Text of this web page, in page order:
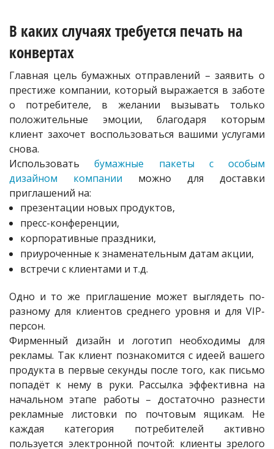
В каких случаях требуется печать на
конвертах
Главная цель бумажных отправлений – заявить о
престиже компании, который выражается в заботе
о потребителе, в желании вызывать только
положительные эмоции, благодаря которым
клиент захочет воспользоваться вашими услугами
снова.
Использоватьбумажные пакеты с особым
дизайном компании можно для доставки
приглашений на:
презентации новых продуктов,
пресс-конференции,
корпоративные праздники,
приуроченные к знаменательным датам акции,
встречи с клиентами и т.д.
Одно и то же приглашение может выглядеть по-
разному для клиентов среднего уровня и для VIP-
персон.
Фирменный дизайн и логотип необходимы для
рекламы. Так клиент познакомится с идеей вашего
продукта в первые секунды после того, как письмо
попадёт к нему в руки. Рассылка эффективна на
начальном этапе работы – достаточно разнести
рекламные листовки по почтовым ящикам. Не
каждая категория потребителей активно
пользуется электронной почтой: клиенты зрелого